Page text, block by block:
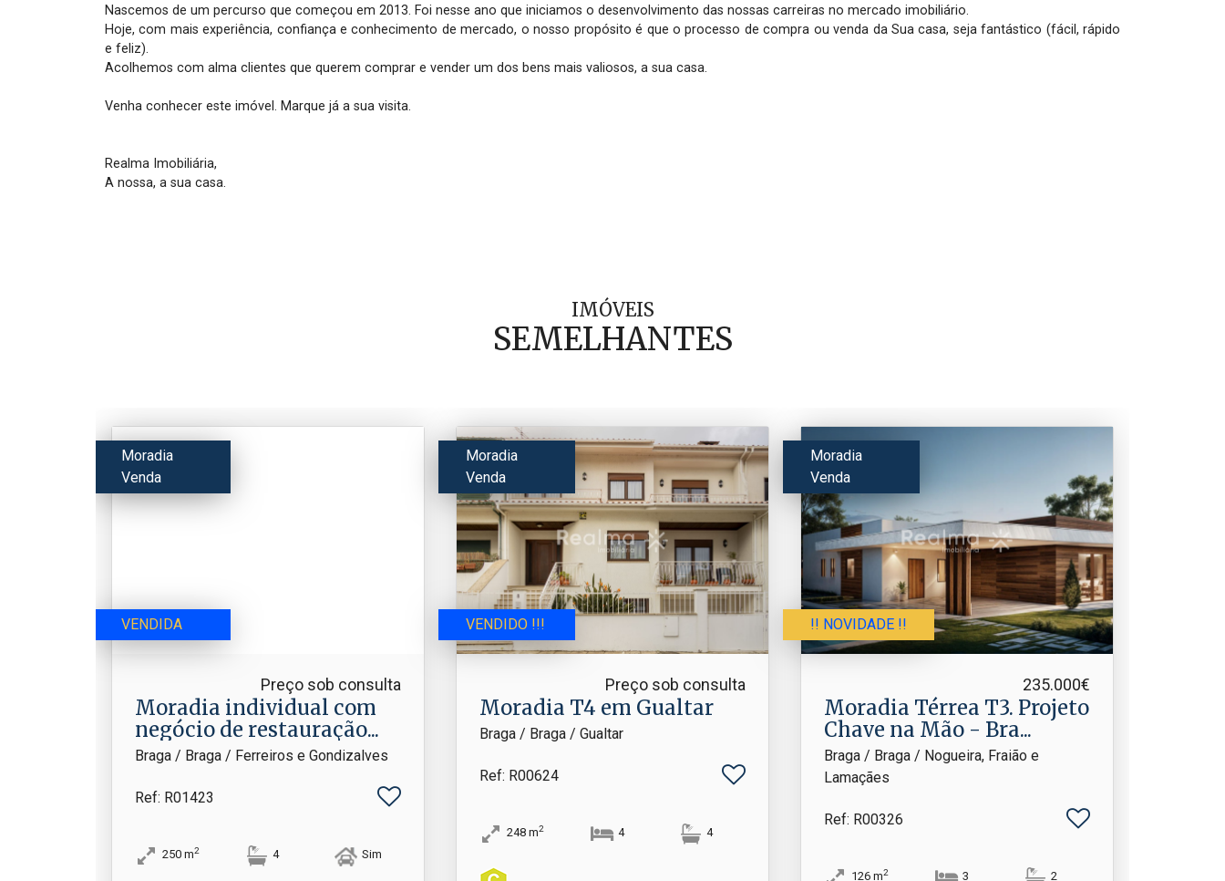
Nascemos de um percurso que começou em 2013. Foi nesse ano que iniciamos o desenvolvimento das nossas carreiras no mercado imobiliário.
Hoje, com mais experiência, confiança e conhecimento de mercado, o nosso propósito é que o processo de compra ou venda da Sua casa, seja fantástico (fácil, rápido
e feliz).
Acolhemos com alma clientes que querem comprar e vender um dos bens mais valiosos, a sua casa.
Venha conhecer este imóvel. Marque já a sua visita.
Realma Imobiliária,
IMÓVEIS
SEMELHANTES
Moradia
Venda
VENDIDA
Preço sob consulta
Moradia individual com
negócio de restauração.​..
Braga / Braga / Ferreiros e Gondizalves
Ref: R01423
250 m2 4 Sim
Moradia
Venda
VENDIDO !!!
Preço sob consulta
Moradia T4 em Gualtar
Braga / Braga / Gualtar
Ref: R00624
248 m2 4 4
Moradia
Venda
!! NOVIDADE !!
235.000€
Moradia Térrea T3.​ Projeto
Chave na Mão - Bra...
Braga / Braga / Nogueira, Fraião e
Lamaçães
Ref: R00326
126m2 3 2